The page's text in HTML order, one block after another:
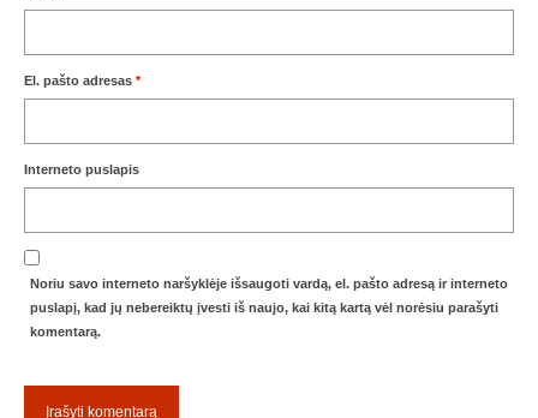
El. pašto adresas *
Interneto puslapis
Noriu savo interneto naršyklėje išsaugoti vardą, el. pašto adresą ir interneto
puslapį, kad jų nebereiktų įvesti iš naujo, kai kitą kartą vėl norėsiu parašyti
komentarą.